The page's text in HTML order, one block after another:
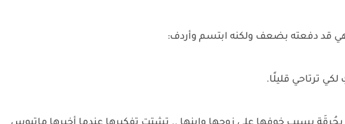
قد دفعته بضعف ولكنه ابتسم وأردف:
ترتاحي قليلًا.